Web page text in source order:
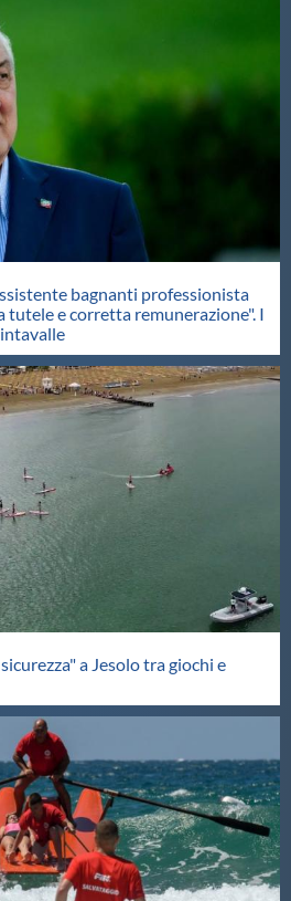
bagnanti professionista
tutele e corretta remunerazione". I
a Jesolo tra giochi e